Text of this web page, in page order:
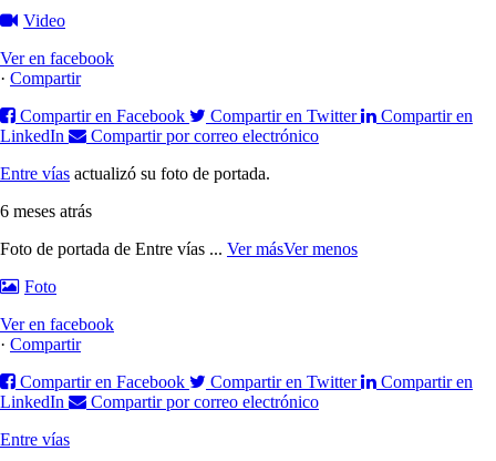
Video
Ver en facebook
· Compartir
Compartir en Facebook
Compartir en Twitter
Compartir en
LinkedIn
Compartir por correo electrónico
Entre vías actualizó su foto de portada.
6 meses atrás
Foto de portada de Entre vías ... Ver másVer menos
Foto
Ver en facebook
· Compartir
Compartir en Facebook
Compartir en Twitter
Compartir en
LinkedIn
Compartir por correo electrónico
Entre vías